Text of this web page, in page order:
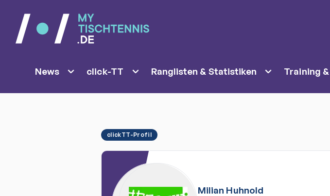
News click-TT Ranglisten & Statistiken Training
clickTT-Profil
Milian Huhnold